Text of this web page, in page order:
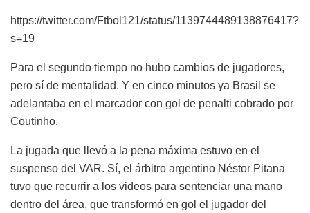
https://twitter.com/Ftbol121/status/1139744489138876417?
s=19
Para el segundo tiempo no hubo cambios de jugadores,
pero sí de mentalidad. Y en cinco minutos ya Brasil se
adelantaba en el marcador con gol de penalti cobrado por
Coutinho.
La jugada que llevó a la pena máxima estuvo en el
suspenso del VAR. Sí, el árbitro argentino Néstor Pitana
tuvo que recurrir a los videos para sentenciar una mano
dentro del área, que transformó en gol el jugador del